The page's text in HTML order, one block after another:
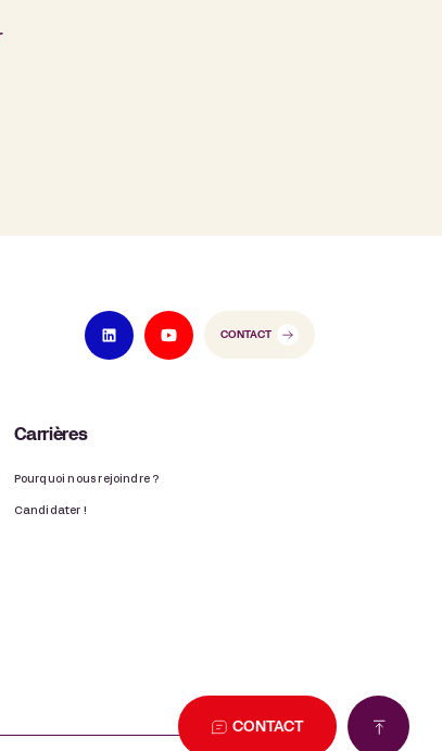
CONTACT
Carrières
Pourquoi nous rejoindre ?
Candidater !
CONTACT